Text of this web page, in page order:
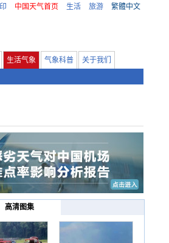
中国天气首页 生活 旅游 繁體中文
生活气象 气象科普
关于我们
高清图集